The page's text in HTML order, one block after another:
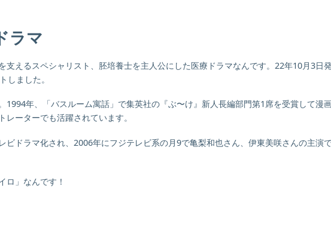
ラマ
支えるスペシャリスト、胚培養士を主人公にした医療ドラマなんです。22年10月3日
しました。
1994年、「バスルーム寓話」で集英社の『ぶ〜け』新人長編部門第1席を受賞して漫
ーターでも活躍されています。
ビドラマ化され、2006年にフジテレビ系の月9で亀梨和也さん、伊東美咲さんの主演
ロ」なんです！